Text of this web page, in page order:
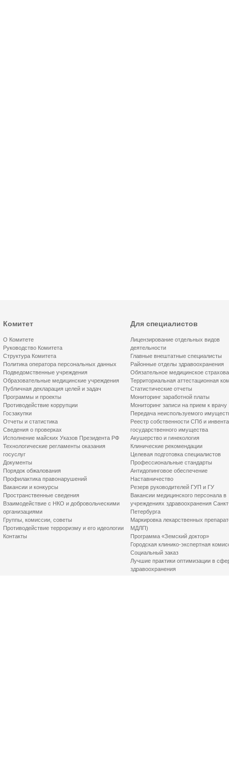
Комитет
О Комитете
Руководство Комитета
Структура Комитета
Политика оператора персональных данных
Подведомственные учреждения
Образовательные медицинские учреждения
Публичная декларация целей и задач
Программы и проекты
Противодействие коррупции
Госзакупки
Отчеты и статистика
Сведения о проверках
Исполнение майских Указов Президента РФ
Технологические регламенты оказания
госуслуг
Документы
Порядок обжалования
Профилактика правонарушений
Вакансии и конкурсы
Пространственные сведения
Взаимодействие с НКО и добровольческими
организациями
Группы, комиссии, советы
Противодействие терроризму и его идеологии
Контакты
Для специалистов
Лицензирование отдельных видов
деятельности
Главные внештатные специалисты
Районные отделы здравоохранения
Обязательное медицинское
Территориальная аттестационная
Статистические отчеты
Мониторинг заработной платы
Мониторинг записи на прием к врачу
Передача неиспользуемого
Реестр собственности СПб и
государственного имущества
Акушерство и гинекология
Клинические рекомендации
Целевая подготовка специалистов
Профессиональные стандарты
Антидопинговое обеспечение
Наставничество
Резерв руководителей ГУП и ГУ
Вакансии медицинского персонала в
учреждениях здравоохранения
Петербурга
Маркировка лекарственных
МДЛП)
Программа «Земский доктор»
Городская клинико-экспертная
Социальный заказ
Лучшие практики оптимизации в
здравоохранения